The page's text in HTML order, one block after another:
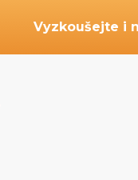
Vyzkoušejte i